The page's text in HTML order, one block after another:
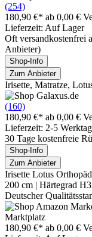
(254)
180,90 €* ab 0,00 €
Lieferzeit: Auf Lager
Oft versandkostenfrei
Anbieter)
Shop-Info
Zum Anbieter
Irisette, Matratze,
(160)
180,90 €* ab 0,00 €
Lieferzeit: 2-5
30 Tage kostenfreie
Shop-Info
Zum Anbieter
Irisette Lotus
200 cm | Härtegrad
Deutscher
Marktplatz
180,90 €* ab 0,00 €